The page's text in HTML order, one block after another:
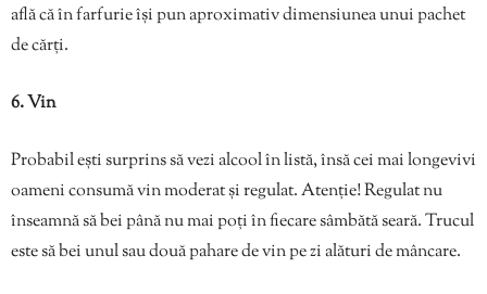
află că în farfurie își pun aproximativ dimensiunea unui pachet
de cărți.
6. Vin
Probabil ești surprins să vezi alcool în listă, însă cei mai longevivi
oameni consumă vin moderat și regulat. Atenție! Regulat nu
înseamnă să bei până nu mai poți în fiecare sâmbătă seară. Trucul
este să bei unul sau două pahare de vin pe zi alături de mâncare.